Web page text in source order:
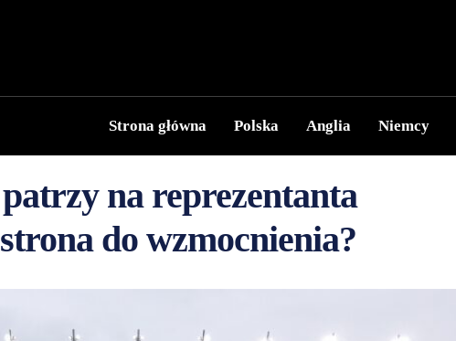
Strona główna Polska Anglia Niemcy
na reprezentanta
do wzmocnienia?